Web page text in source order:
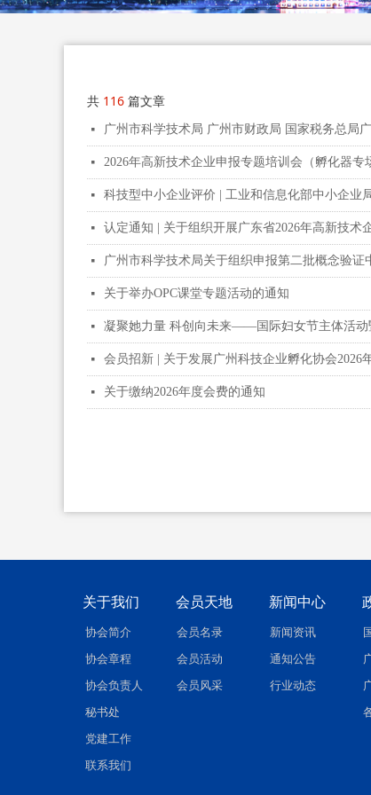
共 116 篇文章
넷 广州市科学技术局 广州市财政局 国家税务总局
넷 2026年高新技术企业申报专题培训会（孵化器专
넷 科技型中小企业评价 | 工业和信息化部中小企业
넷 认定通知 | 关于组织开展广东省2026年高新技术
넷 广州市科学技术局关于组织申报第二批概念验证
넷 关于举办OPC课堂专题活动的通知
넷 凝聚她力量 科创向未来——国际妇女节主体活动
넷 会员招新 | 关于发展广州科技企业孵化协会2026
넷 关于缴纳2026年度会费的通知
关于我们 会员天地 新闻中心
协会简介
协会章程
协会负责人
秘书处
党建工作
联系我们
会员名录
会员活动
会员风采
新闻资讯
通知公告
行业动态